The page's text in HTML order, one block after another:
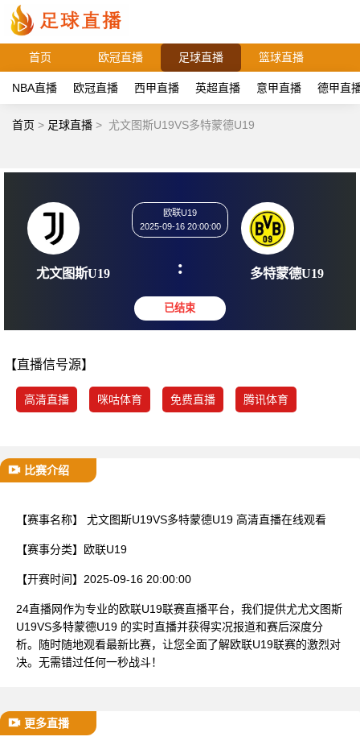
首页 欧冠直播 足球直播 篮球直播
NBA直播 欧冠直播 西甲直播 英超直播 意甲直播 德甲直
首页 > 足球直播 > 尤文图斯U19VS多特蒙德U19
尤文图斯U19
2025-09-16 20:00:00
: 多特蒙
【直播信号源】
高清直播 咪咕体育 免费直播 腾讯体育
比赛介绍
【赛事名称】 尤文图斯U19VS多特蒙德U19 高清直播在线观看
【赛事分类】 欧联U19
【开赛时间】 2025-09-16 20:00:00
24直播网作为专业的欧联U19联赛直播平台，我们提供尤尤文图斯
U19VS多特蒙德U19 的实时直播并获得实况报道和赛后深度分
析。随时随地观看最新比赛，让您全面了解欧联U19联赛的激烈对
决。无需错过任何一秒战斗！
更多直播